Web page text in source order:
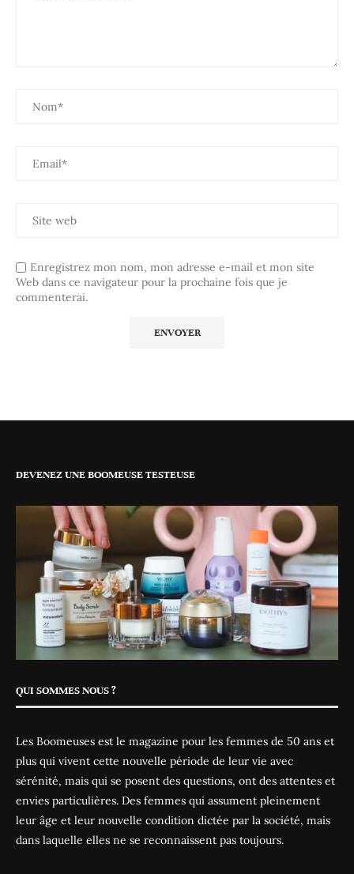
Enregistrez mon nom, mon adresse e-mail et mon site
Web dans ce navigateur pour la prochaine fois que je
commenterai.
DEVENEZ UNE BOOMEUSE TESTEUSE
QUI SOMMES NOUS ?
Les Boomeuses est le magazine pour les femmes de 50 ans et
plus qui vivent cette nouvelle période de leur vie avec
sérénité, mais qui se posent des questions, ont des attentes et
envies particulières. Des femmes qui assument pleinement
leur âge et leur nouvelle condition dictée par la société, mais
dans laquelle elles ne se reconnaissent pas toujours.